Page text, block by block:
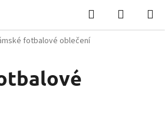
Hledat
KOŠÍK
fotbalové oblečení